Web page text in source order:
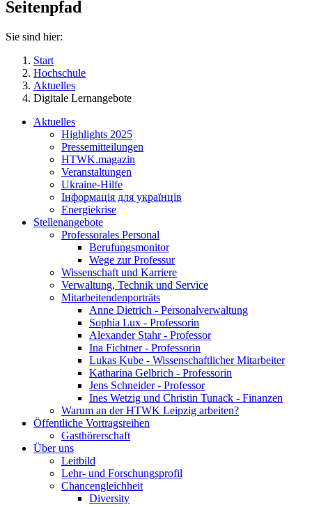
Seitenpfad
Sie sind hier:
Start
Hochschule
Aktuelles
Digitale Lernangebote
Aktuelles
Highlights 2025
Pressemitteilungen
HTWK.magazin
Veranstaltungen
Ukraine-Hilfe
Інформація для українців
Energiekrise
Stellenangebote
Professorales Personal
Berufungsmonitor
Wege zur Professur
Wissenschaft und Karriere
Verwaltung, Technik und Service
Mitarbeitendenporträts
Anne Dietrich - Personalverwaltung
Sophia Lux - Professorin
Alexander Stahr - Professor
Ina Fichtner - Professorin
Lukas Kube - Wissenschaftlicher Mitarbeiter
Katharina Gelbrich - Professorin
Jens Schneider - Professor
Ines Wetzig und Christin Tunack - Finanzen
Warum an der HTWK Leipzig arbeiten?
Öffentliche Vortragsreihen
Gasthörerschaft
Über uns
Leitbild
Lehr- und Forschungsprofil
Chancengleichheit
Diversity